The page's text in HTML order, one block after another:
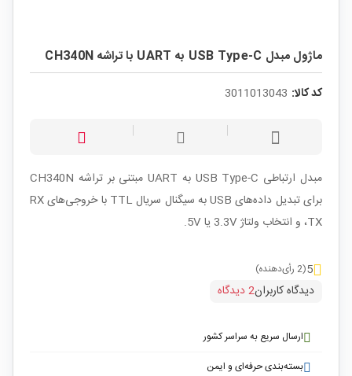
ماژول مبدل USB Type-C به UART با تراشه CH340N
کد کالا: 3011013043
مبدل ارتباطی USB Type-C به UART مبتنی بر تراشه CH340N
برای تبدیل داده‌های USB به سیگنال سریال TTL با خروجی‌های RX
،TX و انتخاب ولتاژ 3.3V یا 5V.
5(2 رأی‌دهنده)
دیدگاه کاربران2 دیدگاه
ارسال سریع به سراسر کشور
بسته‌بندی حرفه‌ای و ایمن